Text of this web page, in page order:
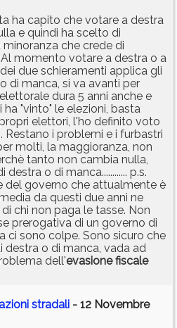
ha capito che votare a destra
e quindi ha scelto di
che crede di
momento votare a destra o a
due schieramenti applica gli
di manca, si va avanti per
dura 5 anni anche e
"vinto" le elezioni, basta
elettori, l'ho definito voto
Restano i problemi e i furbastri
molti, la maggioranza, non
tanto non cambia nulla,
o di manca............ p.s.
del governo che attualmente è
da questi due anni ne
chi non paga le tasse. Non
prerogativa di un governo di
ci sono colpe. Sono sicuro che
destra o di manca, vada ad
dell'evasione fiscale
stradali - 12 Novembre